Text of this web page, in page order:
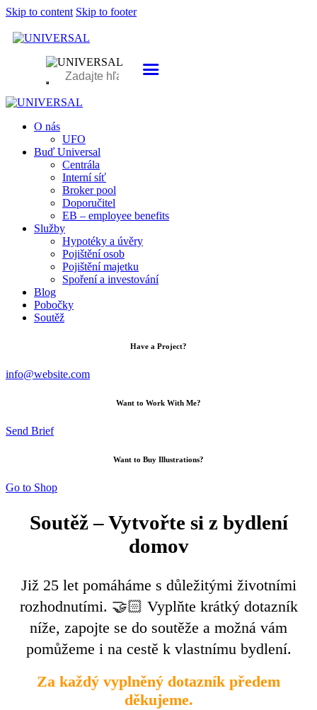
Skip to content Skip to footer
O nás
UFO
Buď Universal
Centrála
Interní síť
Broker pool
Doporučitel
EB – employee benefits
Služby
Hypotéky a úvěry
Pojištění osob
Pojištění majetku
Spoření a investování
Blog
Pobočky
Soutěž
Have a Project?
info@website.com
Want to Work With Me?
Send Brief
Want to Buy Illustrations?
Go to Shop
Soutěž – Vytvořte si z bydlení
domov
Již 25 let pomáháme s důležitými životními
rozhodnutími. 🤝🏻 Vyplňte krátký dotazník
níže, zapojte se do soutěže a možná vám
pomůžeme i na cestě k vlastnímu bydlení.
Za každý vyplněný dotazník předem
děkujeme.